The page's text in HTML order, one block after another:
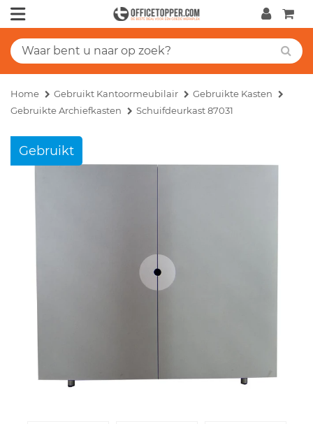
Home Gebruikt Kantoormeubilair
Gebruikte Kasten
Gebruikte Archiefkasten
Schuifdeurkast 87031
Gebruikt